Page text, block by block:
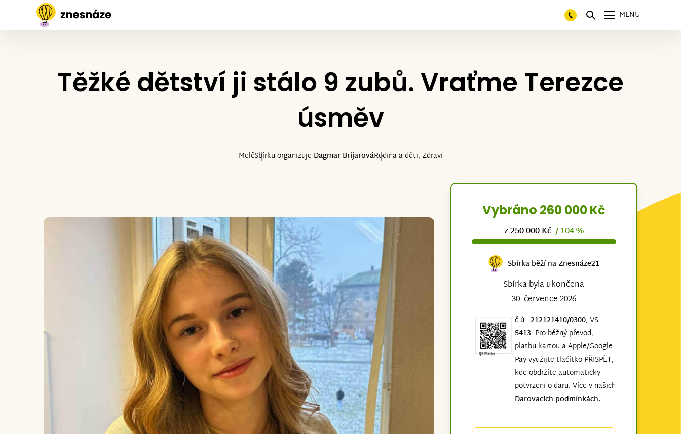
MENU
Těžké dětství ji stálo 9 zubů. Vraťme Terezce
úsměv
MelčSbírku organizuje Dagmar BrijarováRodina a děti, Zdraví
Vybráno 260 000 Kč
z 250 000 Kč / 104 %
Sbírka běží na Znesnáze21
Sbírka byla ukončena
30. července 2026
č.ú.:212121410/0300, VS
5413. Pro běžný převod,
platbu kartou a Apple/Google
Pay využijte tlačítko PŘISPĚT,
kde obdržíte automaticky
potvrzení o daru. Více v našich
Darovacích podmínkách.